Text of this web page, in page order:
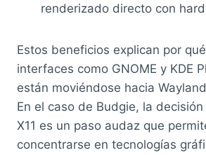
renderizado directo con
Estos beneficios explican por
interfaces como GNOME y KDE
están moviéndose hacia
En el caso de Budgie, la
X11 es un paso audaz que
concentrarse en tecnologías